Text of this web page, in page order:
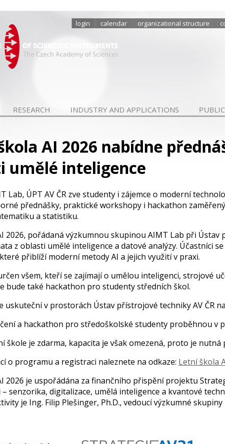
login calendar organizational structure
RESEARCH INDUSTRY AND APPLICATIONS
AI 2026 nabídne
umělé inteligence
Lab, ÚPT AV ČR zve studenty i zájemce o moderní
přednášky, praktické workshopy i hackathon
a statistiku.
2026, pořádaná výzkumnou skupinou AIMT Lab při
z oblasti umělé inteligence a datové analýzy. Účastníci
přiblíží moderní metody AI a jejich využití v praxi.
všem, kteří se zajímají o umělou inteligenci, strojové
bude také hackathon pro studenty středních škol.
uskuteční v prostorách Ústav přístrojové techniky AV ČR
a hackathon pro středoškolské studenty proběhnou v
škole je zdarma, kapacita je však omezená, proto je nutná
o programu a registraci naleznete na odkaze: Letní škola
2026 je uspořádána za finančního přispění projektu
senzorika, digitalizace, umělá inteligence a kvantové
je Ing. Filip Plešinger, Ph.D., vedoucí výzkumné